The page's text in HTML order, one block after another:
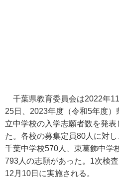
千葉県教育委員会は2022年11
25日、2023年度（令和5年度）
立中学校の入学志願者数を発表
た。各校の募集定員80人に対し
千葉中学校570人、東葛飾中学
793人の志願があった。1次検
12月10日に実施される。